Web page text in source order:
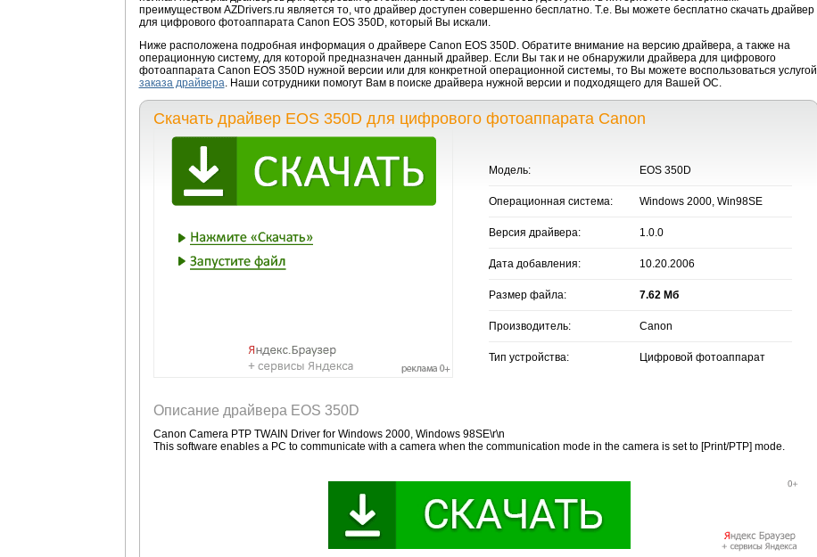
преимуществом AZDrivers.ru является то, что драйвер доступен совершенно бесплатно. Т.е. Вы можете бесплатно скачать драйвер
для цифрового фотоаппарата Canon EOS 350D, который Вы искали.
Ниже расположена подробная информация о драйвере Canon EOS 350D. Обратите внимание на версию драйвера, а также на
операционную систему, для которой предназначен данный драйвер. Если Вы так и не обнаружили драйвера для цифрового
фотоаппарата Canon EOS 350D нужной версии или для конкретной операционной системы, то Вы можете воспользоваться услугой
заказа драйвера. Наши сотрудники помогут Вам в поиске драйвера нужной версии и подходящего для Вашей ОС.
Скачать драйвер EOS 350D для цифрового фотоаппарата Canon
Модель: EOS 350D
Операционная система: Windows 2000, Win98SE
Версия драйвера: 1.0.0
Дата добавления: 10.20.2006
Размер файла: 7.62 Мб
Производитель: Canon
Тип устройства: Цифровой фотоаппарат
Описание драйвера EOS 350D
Canon Camera PTP TWAIN Driver for Windows 2000, Windows 98SE\r\n
This software enables a PC to communicate with a camera when the communication mode in the camera is set to [Print/PTP] mode.